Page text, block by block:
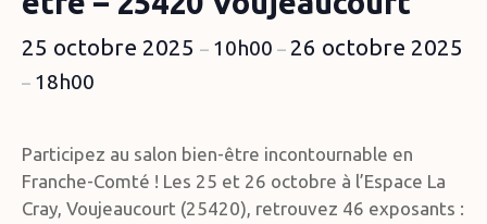
25 octobre 2025 – 10h00 – 26 octobre 2025
– 18h00
Participez au salon bien-être incontournable en
Franche-Comté ! Les 25 et 26 octobre à l’Espace La
Cray, Voujeaucourt (25420), retrouvez 46 exposants :